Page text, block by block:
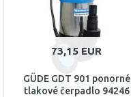
73,15 EUR
GÜDE GDT 901 ponorné
tlakové čerpadlo 94246